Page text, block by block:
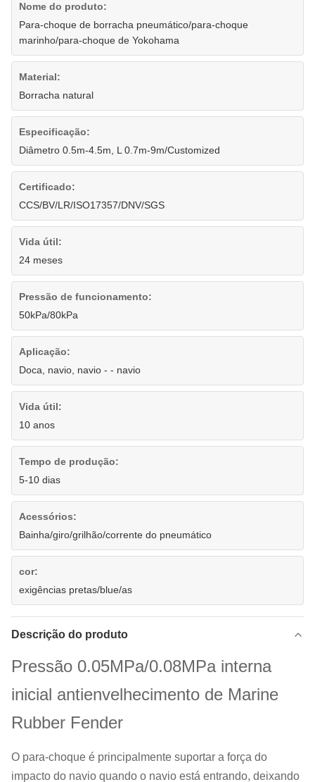
Nome do produto:
Para-choque de borracha pneumático/para-choque
marinho/para-choque de Yokohama
Material:
Borracha natural
Especificação:
Diâmetro 0.5m-4.5m, L 0.7m-9m/Customized
Certificado:
CCS/BV/LR/ISO17357/DNV/SGS
Vida útil:
24 meses
Pressão de funcionamento:
50kPa/80kPa
Aplicação:
Doca, navio, navio - - navio
Vida útil:
10 anos
Tempo de produção:
5-10 dias
Acessórios:
Bainha/giro/grilhão/corrente do pneumático
cor:
exigências pretas/blue/as
Descrição do produto
Pressão 0.05MPa/0.08MPa interna
inicial antienvelhecimento de Marine
Rubber Fender
O para-choque é principalmente suportar a força do
impacto do navio quando o navio está entrando, deixando